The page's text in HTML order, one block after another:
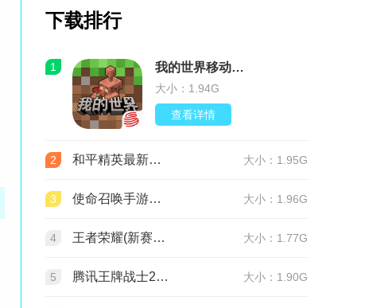
下载排行
1 我的世界移动版v3.9.5.297103 最新版
大小：1.94G
查看详情
2 和平精英最新版本v1.36.12 官服 大小：1.95G
3 使命召唤手游官方版2026最新版v1.9.55 安卓版 大小：1.96G
4 王者荣耀(新赛季更新)v11.4.1.1 官方版 大小：1.77G
5 腾讯王牌战士2026官方正版手机版v1.65.0.1040安卓版 大小：1.90G